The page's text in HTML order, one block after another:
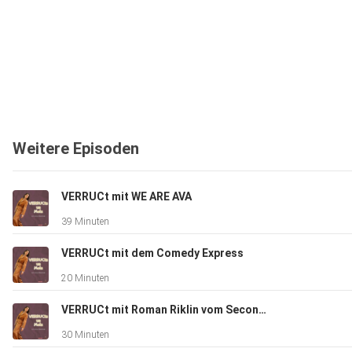
Weitere Episoden
VERRUCt mit WE ARE AVA
39 Minuten
VERRUCt mit dem Comedy Express
20 Minuten
VERRUCt mit Roman Riklin vom Secondhand Orchestra
30 Minuten